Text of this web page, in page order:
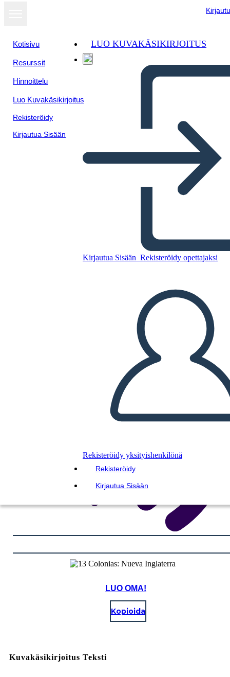
Kotisivu
Resurssit
Hinnoittelu
Luo Kuvakäsikirjoitus
Rekisteröidy
Kirjautua Sisään
LUO KUVAKÄSIKIRJOITUS
Kirjautua Sisään Rekisteröidy opettajaksi
Rekisteröidy yksityishenkilönä
Rekisteröidy
Kirjautua Sisään
TOISTA DIAESITYS
LUE MINULLE
LUO OMA!
Kopioida
Kuvakäsikirjoitus Teksti